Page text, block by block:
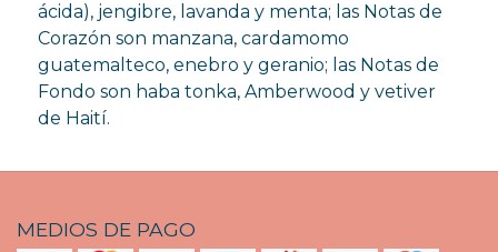
ácida), jengibre, lavanda y menta; las Notas de
Corazón son manzana, cardamomo
guatemalteco, enebro y geranio; las Notas de
Fondo son haba tonka, Amberwood y vetiver
de Haití.
MEDIOS DE PAGO